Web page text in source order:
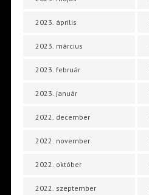
2023. április
2023. március
2023. február
2023. január
2022. december
2022. november
2022. október
2022. szeptember